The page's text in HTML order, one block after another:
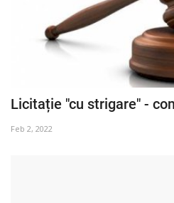
Licitație "cu strigare" -
Feb 2, 2022